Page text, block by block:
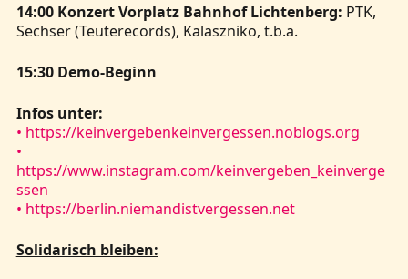
14:00 Konzert Vorplatz Bahnhof Lichtenberg: PTK,
Sechser (Teuterecords), Kalaszniko, t.b.a.
15:30 Demo-Beginn
Infos unter:
• https://keinvergebenkeinvergessen.noblogs.org
•
https://www.instagram.com/keinvergeben_keinverge
ssen
• https://berlin.niemandistvergessen.net
Solidarisch bleiben: